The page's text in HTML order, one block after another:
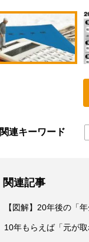
関連キーワード
関連記事
【図解】20年後の「
10年もらえば「元が